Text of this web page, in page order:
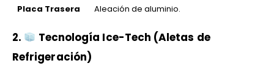
Placa Trasera Aleación de aluminio.
2.
Tecnología Ice-Tech (Aletas de
Refrigeración)